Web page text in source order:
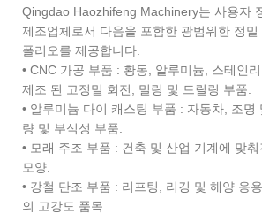
Qingdao Haozhifeng Machinery는 사용자
제조업체로서 다음을 포함한 광범위한 정
폴리오를 제공합니다.
• CNC 가공 부품 : 황동, 알루미늄, 스테인
제조 된 고정밀 회전, 밀링 및 드릴링 부품.
• 알루미늄 다이 캐스팅 부품 : 자동차, 조명
량 및 부식성 부품.
• 모래 주조 부품 : 건축 및 산업 기계에 맞
모양.
• 강철 단조 부품 : 리프팅, 리깅 및 해양 응
의 고강도 품목.